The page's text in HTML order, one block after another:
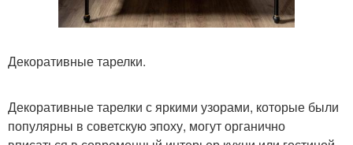
Декоративные тарелки.
Декоративные тарелки с яркими узорами, которые были
популярны в советскую эпоху, могут органично